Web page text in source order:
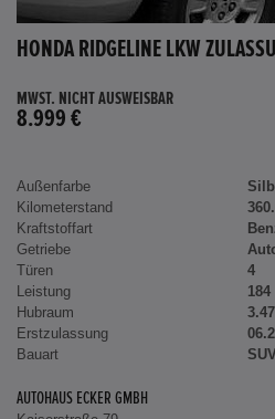
HONDA RIDGELINE LKW
MWST. NICHT AUSWEISBAR
8.999 €
Außenfarbe
Kilometerstand
Kraftstoffart
Getriebe
Türen
4
Leistung
Hubraum
Erstzulassung
Bauart
AUTOHAUS ECKER GMBH